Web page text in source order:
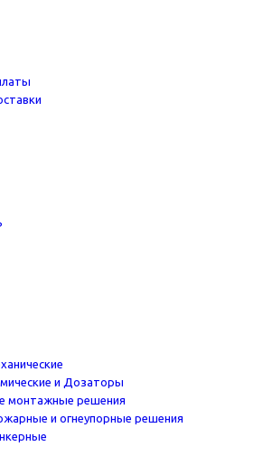
и Дозаторы
монтажные решения
и огнеупорные решения